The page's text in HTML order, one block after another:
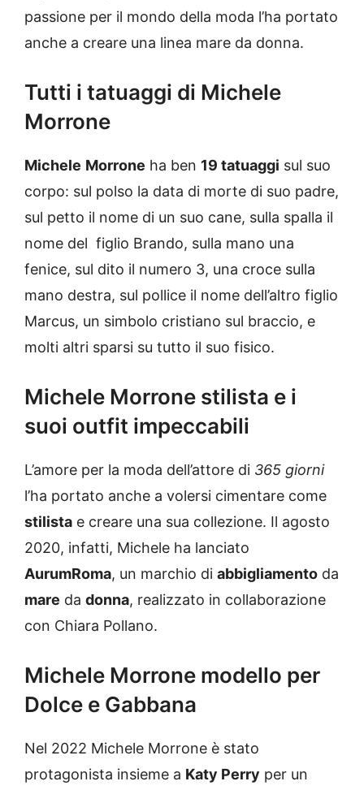
passione per il mondo della moda l’ha portato
anche a creare una linea mare da donna.
Tutti i tatuaggi di Michele
Morrone
Michele Morrone ha ben 19 tatuaggi sul suo
corpo: sul polso la data di morte di suo padre,
sul petto il nome di un suo cane, sulla spalla il
nome del figlio Brando, sulla mano una
fenice, sul dito il numero 3, una croce sulla
mano destra, sul pollice il nome dell’altro figlio
Marcus, un simbolo cristiano sul braccio, e
molti altri sparsi su tutto il suo fisico.
Michele Morrone stilista e i
suoi outfit impeccabili
L’amore per la moda dell’attore di 365 giorni
l’ha portato anche a volersi cimentare come
stilista e creare una sua collezione. Il agosto
2020, infatti, Michele ha lanciato
AurumRoma, un marchio di abbigliamento da
mare da donna, realizzato in collaborazione
con Chiara Pollano.
Michele Morrone modello per
Dolce e Gabbana
Nel 2022 Michele Morrone è stato
protagonista insieme a Katy Perry per un